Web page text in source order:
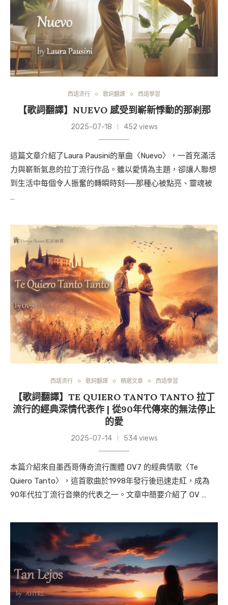
西語流行 歌詞翻譯 西語學習
【歌詞翻譯】NUEVO 感受到嶄新悸動的那剎那
2025-07-18 452 views
這篇文章介紹了Laura Pausini的單曲〈Nuevo〉，一首充滿活
力與嶄新氣息的拉丁流行作品。雖以愛情為主題，卻讓人聯想
到生活中每個令人振奮的轉瞬時刻──那種心被點亮、靈魂被
…
西語流行 歌詞翻譯 精選文章 西語學習
【歌詞翻譯】TE QUIERO TANTO TANTO 拉丁
流行的經典深情代表作 | 從90年代傳來的無法停止
的愛
2025-07-14 534 views
本篇介紹來自墨西哥傳奇流行團體 OV7 的經典情歌〈Te
Quiero Tanto〉，這首歌曲於1998年發行後迅速走紅，成為
90年代拉丁流行音樂的代表之一。文章中簡要介紹了 OV …